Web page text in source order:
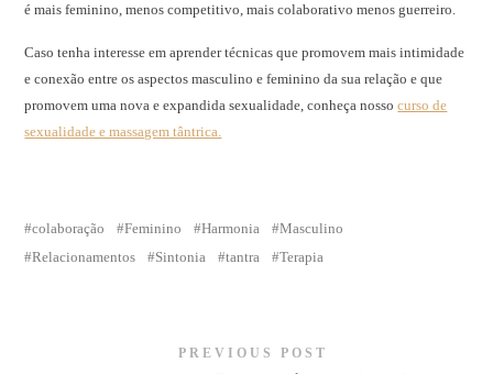
é mais feminino, menos competitivo, mais colaborativo menos guerreiro.
Caso tenha interesse em aprender técnicas que promovem mais intimidade
e conexão entre os aspectos masculino e feminino da sua relação e que
promovem uma nova e expandida sexualidade, conheça nossocurso de
sexualidade e massagem tântrica.
colaboração Feminino Harmonia
Masculino
Relacionamentos
Sintonia tantra Terapia
PREVIOUS POST